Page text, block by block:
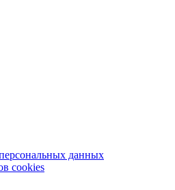
данных
cookies